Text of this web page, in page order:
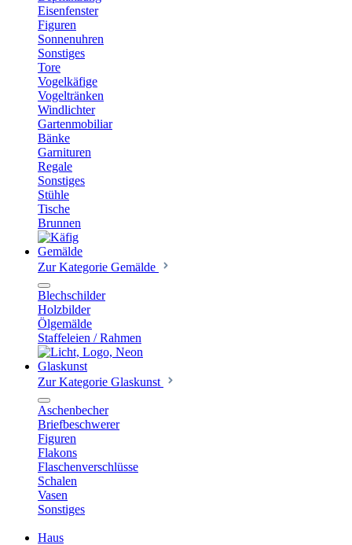
Eisenfenster
Figuren
Sonnenuhren
Sonstiges
Tore
Vogelkäfige
Vogeltränken
Windlichter
Gartenmobiliar
Bänke
Garnituren
Regale
Sonstiges
Stühle
Tische
Brunnen
Gemälde
Zur Kategorie Gemälde
Blechschilder
Holzbilder
Ölgemälde
Staffeleien / Rahmen
Glaskunst
Zur Kategorie Glaskunst
Aschenbecher
Briefbeschwerer
Figuren
Flakons
Flaschenverschlüsse
Schalen
Vasen
Sonstiges
Haus